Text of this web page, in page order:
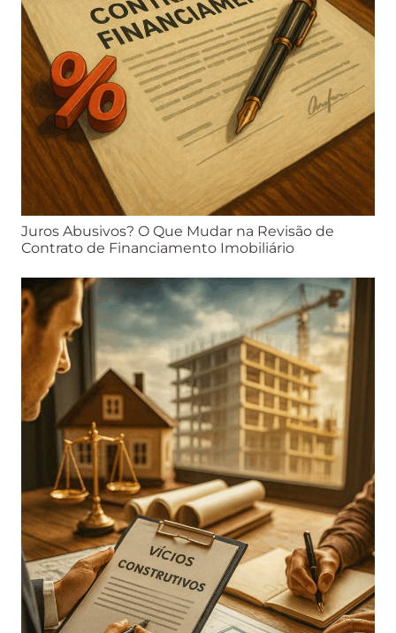
Juros Abusivos? O Que Mudar na Revisão de
Contrato de Financiamento Imobiliário